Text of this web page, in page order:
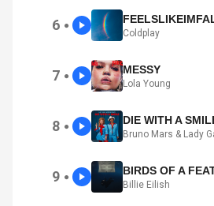
6 ●
Coldplay
7 ● MESSY
Lola Young
8 ● DIE WITH A
Bruno Mars & Lady
9 ● BIRDS OF A
Billie Eilish